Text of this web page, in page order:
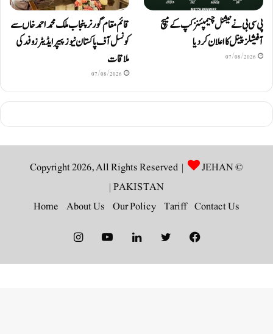
پی سی بی نے نیشنل چیمپئنز کپ کے میچ
آفیشلز پینل کا اعلان کر دیا
07/08/2026
قائم مقام گورنر پنجاب ملک محمد احمد خاں سے
کونسل آف پاکستان نیوز پیپر ایڈیٹرزوفد کی
ملاقات
07/08/2026
© Copyright 2026, All Rights Reserved |
JEHAN
PAKISTAN
|
Contact Us
Tariff
Our Policy
About Us
Home
Facebook
Twitter
LinkedIn
YouTube
Instagram